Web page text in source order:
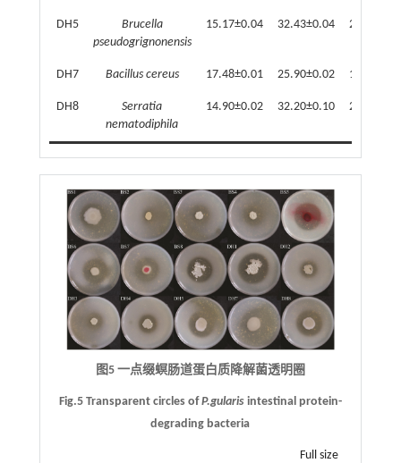
DH5
Brucella
pseudogrignonensis
15.17±0.04 32.43±0.04 2.14±0.00
DH7 Bacillus cereus 17.48±0.01 25.90±0.02 1.48±0.00
DH8
Serratia
nematodiphila
14.90±0.02 32.20±0.10 2.16±0.01
图5 一点缀螟肠道蛋白质降解菌透明圈
Fig.5 Transparent circles ofP.gularisintestinal protein-
degrading bacteria
Full size